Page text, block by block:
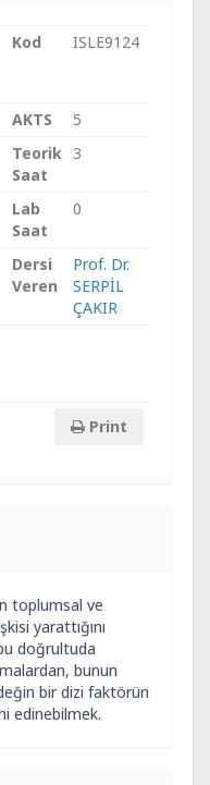
Kod ISLE9124
AKTS
5
Teorik
Saat
3
Lab
Saat
0
Dersi
Veren
Prof. Dr.
SERPİL
ÇAKIR
Print
toplumsal ve
yarattığını
doğrultuda
bunun
bir dizi faktörün
edinebilmek.